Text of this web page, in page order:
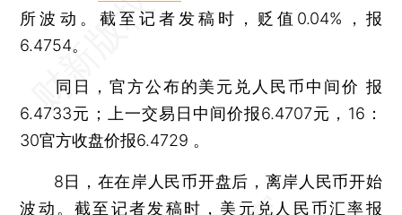
所波动。截至记者发稿时，贬值0.04%，报
6.4754。
同日，官方公布的美元兑人民币中间价 报
6.4733元；上一交易日中间价报6.4707元，16：
30官方收盘价报6.4729 。
8日，在在岸人民币开盘后，离岸人民币开始
波动。截至记者发稿时，美元兑人民币汇率报